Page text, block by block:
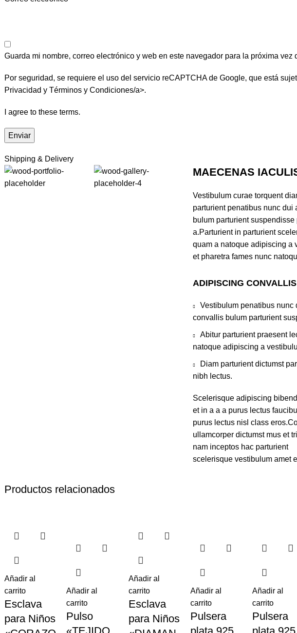
Guarda mi nombre, correo electrónico y web en este navegador para la próxima vez
Por seguridad, se requiere el uso del servicio reCAPTCHA de Google, que está
Privacidad y Términos y Condiciones/a>.
I agree to these terms.
Shipping & Delivery
MAECENAS
Vestibulum curae torquent
parturient penatibus nunc
bulum parturient suspendisse
a.Parturient in parturient
quam a natoque adipiscing a
et pharetra fames nunc
ADIPISCING
Vestibulum penatibus nunc
convallis bulum parturient
Abitur parturient praesent
natoque adipiscing a
Diam parturient dictumst
nibh lectus.
Scelerisque adipiscing
et in a a a purus lectus
purus lectus nisl class
ullamcorper dictumst mus et
nam inceptos hac parturient
scelerisque vestibulum amet
Productos relacionados
Añadir al
carrito
Esclava
para Niños
Añadir al
carrito
Pulso
Añadir al
carrito
Esclava
para Niños
Añadir al
carrito
Pulsera
Añadir al
carrito
Pulsera